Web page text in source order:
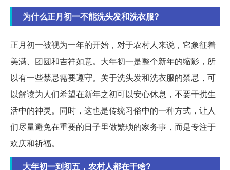
为什么正月初一不能洗头发和洗衣服?
正月初一被视为一年的开始，对于农村人来说，它象征着
美满、团圆和吉祥如意。大年初一是整个新年的缩影，所
以有一些禁忌需要遵守。关于洗头发和洗衣服的禁忌，可
以解读为人们希望在新年之初可以安心休息，不要干扰生
活中的神灵。同时，这也是传统习俗中的一种方式，让人
们尽量避免在重要的日子里做繁琐的家务事，而是专注于
欢庆和祈福。
大年初一到初五，农村人都在干啥?